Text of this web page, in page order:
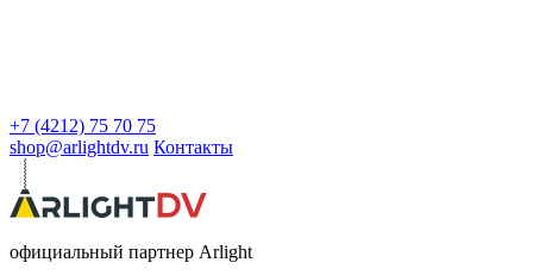
+7 (4212) 75 70 75
shop@arlightdv.ru Контакты
официальный партнер Arlight